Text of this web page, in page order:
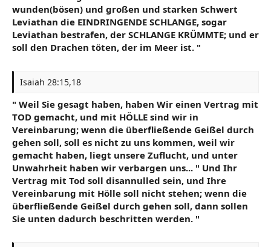
wunden(bösen) und großen und starken Schwert
Leviathan die EINDRINGENDE SCHLANGE, sogar
Leviathan bestrafen, der SCHLANGE KRÜMMTE; und er
soll den Drachen töten, der im Meer ist. "
Isaiah 28:15,18
" Weil Sie gesagt haben, haben Wir einen Vertrag mit
TOD gemacht, und mit HÖLLE sind wir in
Vereinbarung; wenn die überfließende Geißel durch
gehen soll, soll es nicht zu uns kommen, weil wir
gemacht haben, liegt unsere Zuflucht, und unter
Unwahrheit haben wir verbargen uns... " Und Ihr
Vertrag mit Tod soll disannulled sein, und Ihre
Vereinbarung mit Hölle soll nicht stehen; wenn die
überfließende Geißel durch gehen soll, dann sollen
Sie unten dadurch beschritten werden. "